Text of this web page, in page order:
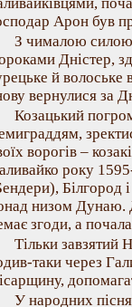
Арон був
З чималою силою
Дністер,
й
вернулися за
Козацький
ворогів –
року
Білгород
низом Дунаю.
згоди, а
Тільки завзятий
таки через
У народних